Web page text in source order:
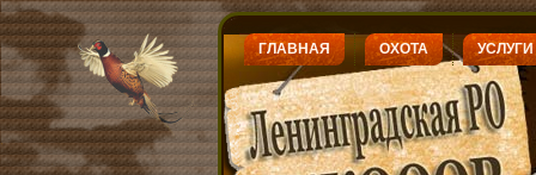
ГЛАВНАЯ ОХОТА УСЛУГИ